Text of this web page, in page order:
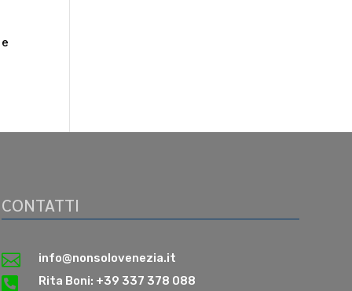
CONTATTI
 info@nonsolovenezia.it
 Rita Boni: +39 337 378 088